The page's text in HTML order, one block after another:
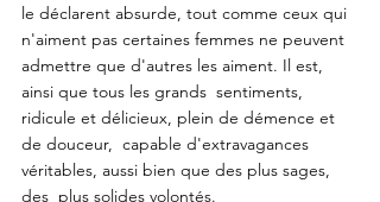
le déclarent absurde, tout comme ceux qui
n'aiment pas certaines femmes ne peuvent
admettre que d'autres les aiment. Il est,
ainsi que tous les grands  sentiments,
ridicule et délicieux, plein de démence et
de douceur,  capable d'extravagances
véritables, aussi bien que des plus sages,
des  plus solides volontés.